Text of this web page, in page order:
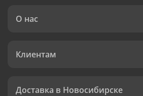
О нас
Клиентам
Доставка в Новосибирске